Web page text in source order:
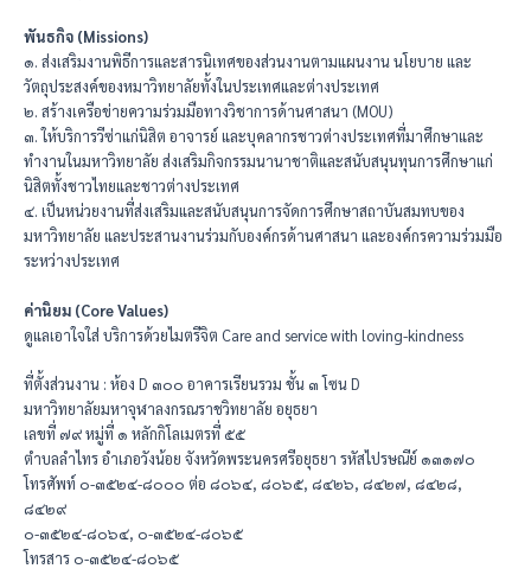
พันธกิจ (Missions)
๑. ส่งเสริมงานพิธีการและสารนิเทศของส่วนงานตามแผนงาน นโยบาย และ
วัตถุประสงค์ของหมาวิทยาลัยทั้งในประเทศและต่างประเทศ
๒. สร้างเครือข่ายความร่วมมือทางวิชาการด้านศาสนา (MOU)
๓. ให้บริการวีซ่าแก่นิสิต อาจารย์ และบุคลากรชาวต่างประเทศที่มาศึกษาและ
ทำงานในมหาวิทยาลัย ส่งเสริมกิจกรรมนานาชาติและสนับสนุนทุนการศึกษาแก่
นิสิตทั้งชาวไทยและชาวต่างประเทศ
๔. เป็นหน่วยงานที่ส่งเสริมและสนับสนุนการจัดการศึกษาสถาบันสมทบของ
มหาวิทยาลัย และประสานงานร่วมกับองค์กรด้านศาสนา และองค์กรความร่วมมือ
ระหว่างประเทศ
ค่านิยม (Core Values)
ดูแลเอาใจใส่ บริการด้วยไมตรีจิต Care and service with loving-kindness
ที่ตั้งส่วนงาน : ห้อง D ๓๐๐ อาคารเรียนรวม ชั้น ๓ โซน D
มหาวิทยาลัยมหาจุฬาลงกรณราชวิทยาลัย อยุธยา
เลขที่ ๗๙ หมู่ที่ ๑ หลักกิโลเมตรที่ ๕๕
ตำบลลำไทร อำเภอวังน้อย จังหวัดพระนครศรีอยุธยา รหัสไปรษณีย์ ๑๓๑๗๐
โทรศัพท์ ๐-๓๕๒๔-๘๐๐๐ ต่อ ๘๐๖๔, ๘๐๖๕, ๘๔๒๖, ๘๔๒๗, ๘๔๒๘,
๘๔๒๙
๐-๓๕๒๔-๘๐๖๔, ๐-๓๕๒๔-๘๐๖๕
โทรสาร ๐-๓๕๒๔-๘๐๖๕